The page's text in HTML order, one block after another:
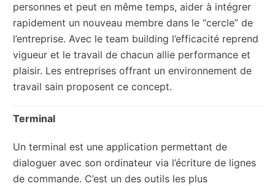
personnes et peut en même temps, aider à intégrer
rapidement un nouveau membre dans le “cercle” de
l’entreprise. Avec le team building l’efficacité reprend
vigueur et le travail de chacun allie performance et
plaisir. Les entreprises offrant un environnement de
travail sain proposent ce concept.
Terminal
Un terminal est une application permettant de
dialoguer avec son ordinateur via l’écriture de lignes
de commande. C’est un des outils les plus